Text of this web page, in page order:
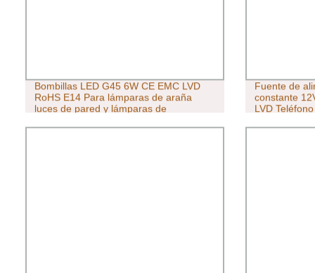
Bombillas LED G45 6W CE EMC LVD
RoHS E14 Para lámparas de araña
luces de pared y lámparas de
Fuente de
constante
LVD
Singlechip